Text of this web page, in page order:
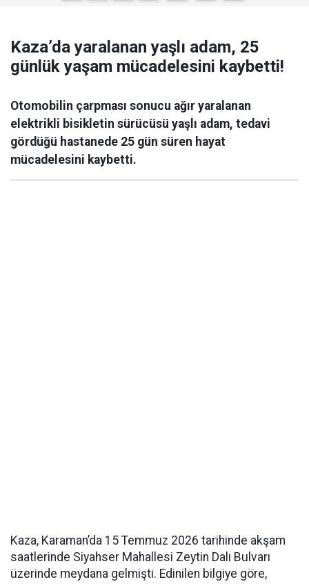
Kaza’da yaralanan yaşlı adam, 25
günlük yaşam mücadelesini kaybetti!
Otomobilin çarpması sonucu ağır yaralanan
elektrikli bisikletin sürücüsü yaşlı adam, tedavi
gördüğü hastanede 25 gün süren hayat
mücadelesini kaybetti.
Kaza, Karaman’da 15 Temmuz 2026 tarihinde akşam
saatlerinde Siyahser Mahallesi Zeytin Dalı Bulvarı
üzerinde meydana gelmişti. Edinilen bilgiye göre,